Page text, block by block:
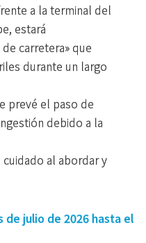
a la terminal del
estará
carretera» que
durante un largo
prevé el paso de
debido a la
al abordar y
de julio de 2026 hasta el